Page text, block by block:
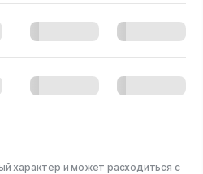
характер и может расходиться с